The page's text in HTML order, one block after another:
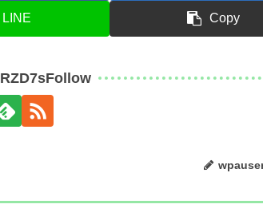
LINE Copy